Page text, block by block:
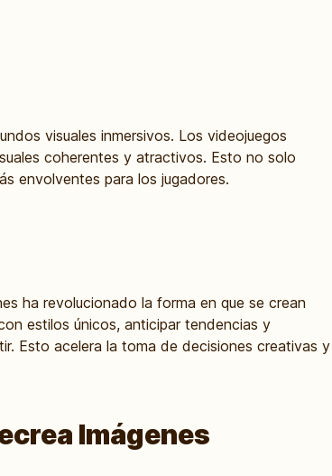
visuales inmersivos. Los videojuegos
coherentes y atractivos. Esto no solo
envolventes para los jugadores.
ha revolucionado la forma en que se crean
estilos únicos, anticipar tendencias y
Esto acelera la toma de decisiones creativas y
Imágenes